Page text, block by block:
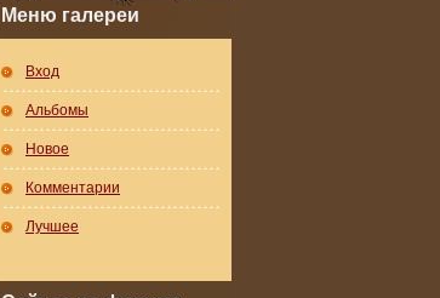
Меню галереи
Вход
Альбомы
Новое
Комментарии
Лучшее